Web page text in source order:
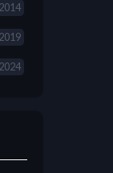
2014
2019
2024